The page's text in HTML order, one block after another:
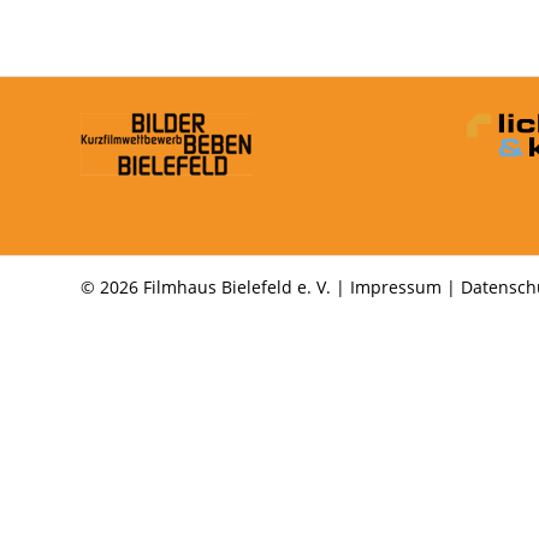
© 2026 Filmhaus Bielefeld e. V. | Impressum |